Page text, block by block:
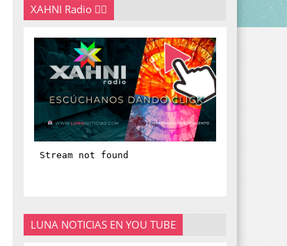
XAHNI Radio 👇🏽
LUNA NOTICIAS EN YOU TUBE